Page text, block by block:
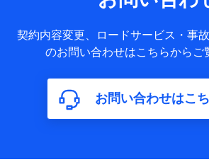
基本情報
氏名、電話番号、メールアドレス、
属性、連絡先、dポイントサービスの
構成、住所、dポイント残高、dポイ
含まれます。
利用情報
契約内容変更、ロードサービス・事
のお問い合わせはこちらからご
お問い合わせはこ